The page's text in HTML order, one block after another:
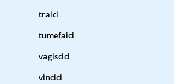
traici
tumefaici
vagiscici
vincici